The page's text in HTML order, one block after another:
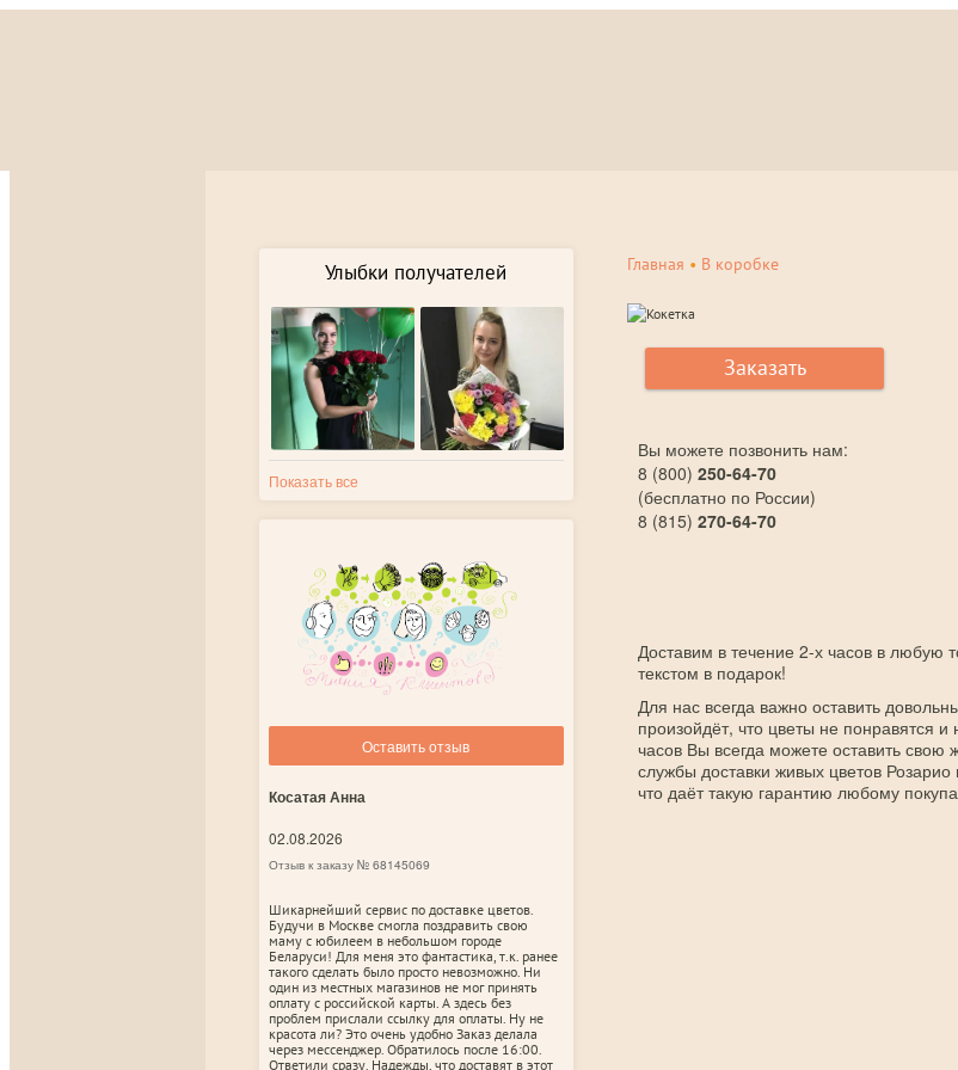
Улыбки получателей
Показать все
Оставить отзыв
Косатая Анна
02.08.2026
Отзыв к заказу № 68145069
Шикарнейший сервис по доставке цветов.
Будучи в Москве смогла поздравить свою
маму с юбилеем в небольшом городе
Беларуси! Для меня это фантастика, т.к. ранее
такого сделать было просто невозможно. Ни
один из местных магазинов не мог принять
оплату с российской карты. А здесь без
проблем прислали ссылку для оплаты. Ну не
красота ли? Это очень удобно Заказ делала
через мессенджер. Обратилось после 16:00.
Ответили сразу. Надежды, что доставят в этот
Главная • В коробке
Заказать
Вы можете позвонить нам:
8 (800)250-64-70
(бесплатно по России)
8 (815)270-64-70
Доставим в течение 2-х часов в любую
текстом в подарок!
Для нас всегда важно оставить
произойдёт, что цветы не понравятся
часов Вы всегда можете оставить
службы доставки живых цветов
что даёт такую гарантию любому